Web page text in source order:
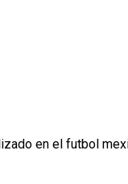
en el futbol